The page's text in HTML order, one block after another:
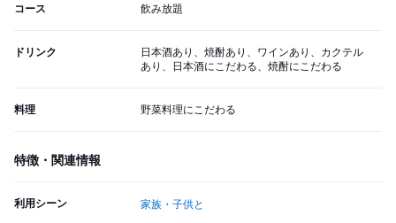
コース 飲み放題
ドリンク
日本酒あり、焼酎あり、ワインあり、カクテル
あり、日本酒にこだわる、焼酎にこだわる
料理 野菜料理にこだわる
特徴・関連情報
利用シーン 家族・子供と